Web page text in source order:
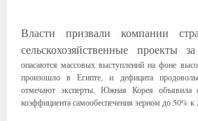
Власти призвали компании
сельскохозяйственные проекты
опасаются массовых выступлений на фоне
произошло в Египте, и дефицита
отмечают эксперты. Южная Корея объявила
коэффициента самообеспечения зерном до 50% к